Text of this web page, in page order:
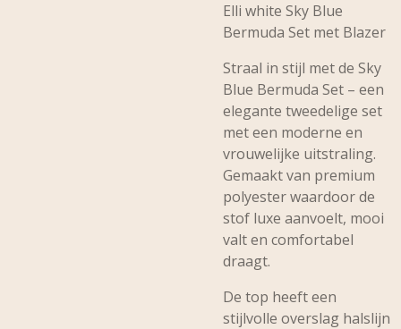
Elli white Sky Blue
Bermuda Set met Blazer
Straal in stijl met de Sky
Blue Bermuda Set – een
elegante tweedelige set
met een moderne en
vrouwelijke uitstraling.
Gemaakt van premium
polyester waardoor de
stof luxe aanvoelt, mooi
valt en comfortabel
draagt.
De top heeft een
stijlvolle overslag halslijn